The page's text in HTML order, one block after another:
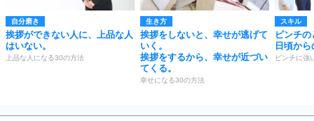
自分磨き
挨拶ができない人に、上品な人
はいない。
上品な人になる30の方法
生き方
挨拶をしないと、幸せが逃げて
いく。
挨拶をするから、幸せが近づい
てくる。
幸せになる30の方法
スキル
ピンチ
日頃か
ピンチに強